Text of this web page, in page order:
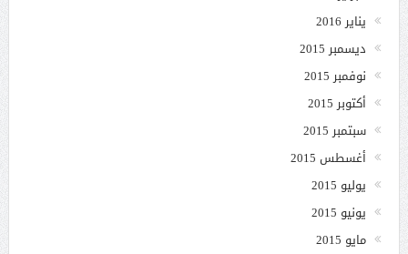
يناير 2016
ديسمبر 2015
نوفمبر 2015
أكتوبر 2015
سبتمبر 2015
أغسطس 2015
يوليو 2015
يونيو 2015
مايو 2015